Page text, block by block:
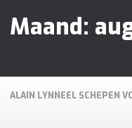
Maand:
ALAIN LYNNEEL SCHEPEN